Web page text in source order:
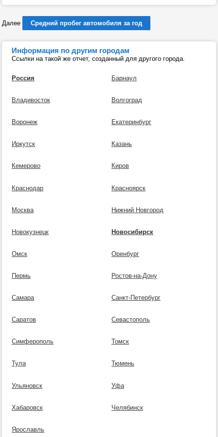
Далее Средний пробег автомобиля за год
Информация по другим городам
Ссылки на такой же отчет, созданный для другого города.
Россия Барнаул
Владивосток Волгоград
Воронеж Екатеринбург
Иркутск Казань
Кемерово Киров
Краснодар Красноярск
Москва Нижний Новгород
Новокузнецк Новосибирск
Омск Оренбург
Пермь Ростов-на-Дону
Самара Санкт-Петербург
Саратов Севастополь
Симферополь Томск
Тула Тюмень
Ульяновск Уфа
Хабаровск Челябинск
Ярославль